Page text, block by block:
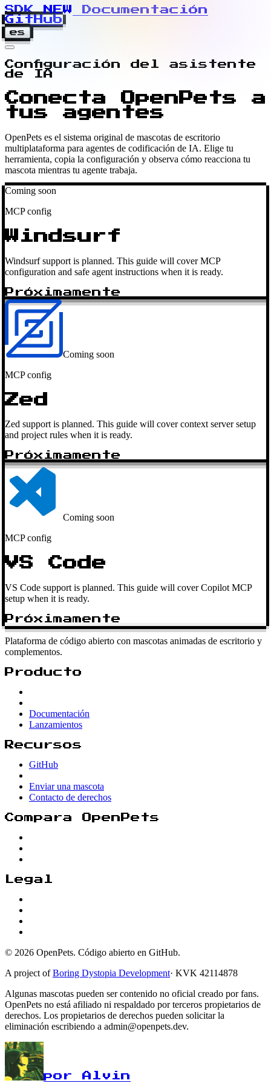
SDK N E W
Documentación
GitHub
es
Configuración del asistente
de IA
Conecta OpenPets a
tus agentes
OpenPets es el sistema original de mascotas de escritorio
multiplataforma para agentes de codificación de IA. Elige tu
herramienta, copia la configuración y observa cómo reacciona tu
mascota mientras tu agente trabaja.
Coming soon
MCP config
Windsurf
Windsurf support is planned. This guide will cover MCP
configuration and safe agent instructions when it is ready.
Próximamente
Coming soon
MCP config
Zed
Zed support is planned. This guide will cover context server setup
and project rules when it is ready.
Próximamente
Coming soon
MCP config
VS Code
VS Code support is planned. This guide will cover Copilot MCP
setup when it is ready.
Próximamente
Plataforma de código abierto con mascotas animadas de escritorio y
complementos.
Producto
Documentación
Lanzamientos
Recursos
GitHub
Enviar una mascota
Contacto de derechos
Compara OpenPets
Legal
© 2026 OpenPets. Código abierto en GitHub.
A project ofBoring Dystopia Development· KVK 42114878
Algunas mascotas pueden ser contenido no oficial creado por fans.
OpenPets no está afiliado ni respaldado por terceros propietarios de
derechos. Los propietarios de derechos pueden solicitar la
eliminación escribiendo a admin@openpets.dev.
por Alvin